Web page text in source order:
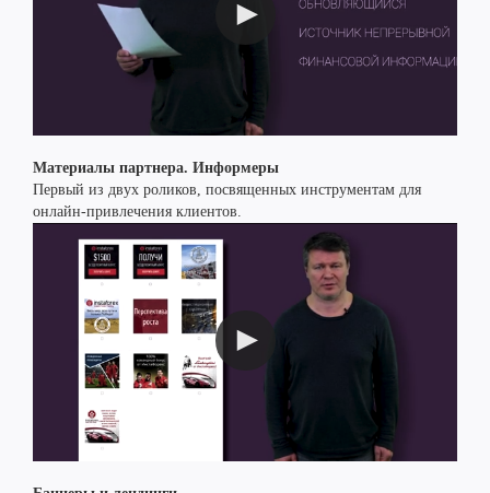
Материалы партнера. Информеры
Первый из двух роликов, посвященных инструментам для
онлайн-привлечения клиентов.